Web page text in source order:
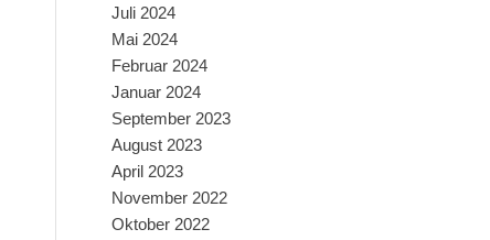
Juli 2024
Mai 2024
Februar 2024
Januar 2024
September 2023
August 2023
April 2023
November 2022
Oktober 2022